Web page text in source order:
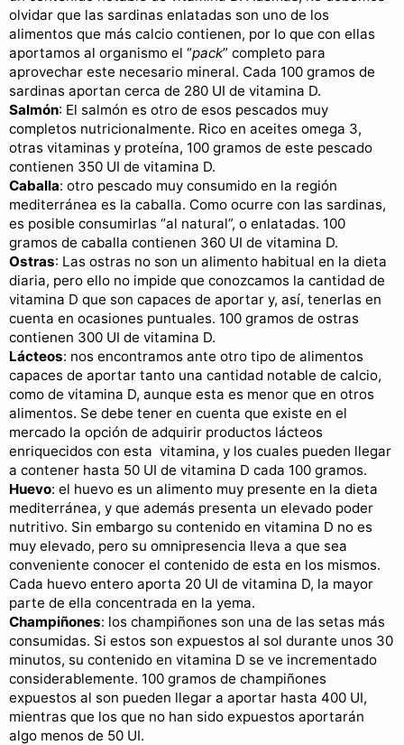
olvidar que las sardinas enlatadas son uno de los
alimentos que más calcio contienen, por lo que con ellas
aportamos al organismo el “pack” completo para
aprovechar este necesario mineral. Cada 100 gramos de
sardinas aportan cerca de 280 UI de vitamina D.
Salmón: El salmón es otro de esos pescados muy
completos nutricionalmente. Rico en aceites omega 3,
otras vitaminas y proteína, 100 gramos de este pescado
contienen 350 UI de vitamina D.
Caballa: otro pescado muy consumido en la región
mediterránea es la caballa. Como ocurre con las sardinas,
es posible consumirlas “al natural”, o enlatadas. 100
gramos de caballa contienen 360 UI de vitamina D.
Ostras: Las ostras no son un alimento habitual en la dieta
diaria, pero ello no impide que conozcamos la cantidad de
vitamina D que son capaces de aportar y, así, tenerlas en
cuenta en ocasiones puntuales. 100 gramos de ostras
contienen 300 UI de vitamina D.
Lácteos: nos encontramos ante otro tipo de alimentos
capaces de aportar tanto una cantidad notable de calcio,
como de vitamina D, aunque esta es menor que en otros
alimentos. Se debe tener en cuenta que existe en el
mercado la opción de adquirir productos lácteos
enriquecidos con esta vitamina, y los cuales pueden llegar
a contener hasta 50 UI de vitamina D cada 100 gramos.
Huevo: el huevo es un alimento muy presente en la dieta
mediterránea, y que además presenta un elevado poder
nutritivo. Sin embargo su contenido en vitamina D no es
muy elevado, pero su omnipresencia lleva a que sea
conveniente conocer el contenido de esta en los mismos.
Cada huevo entero aporta 20 UI de vitamina D, la mayor
parte de ella concentrada en la yema.
Champiñones: los champiñones son una de las setas más
consumidas. Si estos son expuestos al sol durante unos 30
minutos, su contenido en vitamina D se ve incrementado
considerablemente. 100 gramos de champiñones
expuestos al son pueden llegar a aportar hasta 400 UI,
mientras que los que no han sido expuestos aportarán
algo menos de 50 UI.